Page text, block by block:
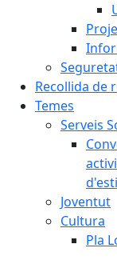
Recollida de
Temes
Serveis
Joventut
Cultura
Pla